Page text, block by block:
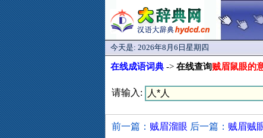
今天是: 2026年8月6日星期四
在线成语词典 -> 在线查询贼眉鼠眼的
请输入:
前一篇： 贼眉溜眼 后一篇： 贼眉贼